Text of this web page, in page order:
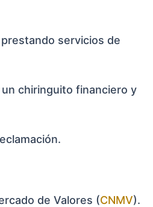
servicios de
chiringuito financiero y
de Valores (CNMV).